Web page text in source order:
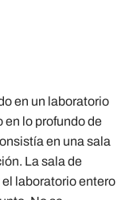
en un laboratorio
lo profundo de
en una sala
La sala de
laboratorio entero